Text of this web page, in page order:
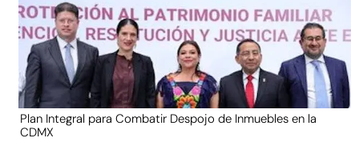
Plan Integral para Combatir Despojo de Inmuebles en la
CDMX